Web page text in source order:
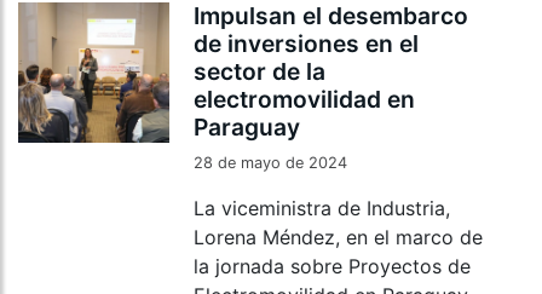
Impulsan el desembarco
de inversiones en el
sector de la
electromovilidad en
Paraguay
28 de mayo de 2024
La viceministra de Industria,
Lorena Méndez, en el marco de
la jornada sobre Proyectos de